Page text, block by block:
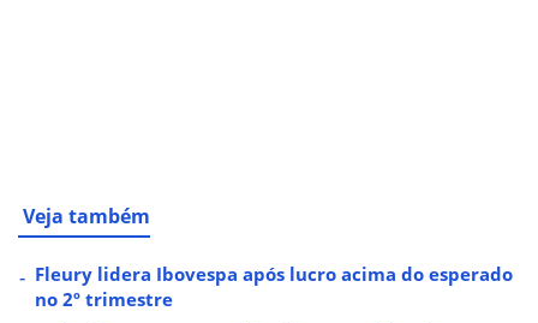
Veja também
Fleury lidera Ibovespa após lucro acima do esperado
no 2º trimestre